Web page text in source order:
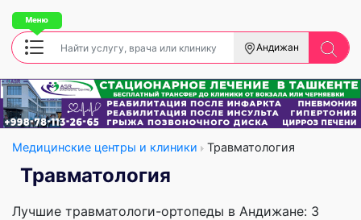
Андижан
Медицинские центры и клиники Травматология
Травматология
Лучшие травматологи-ортопеды в Андижане: 3